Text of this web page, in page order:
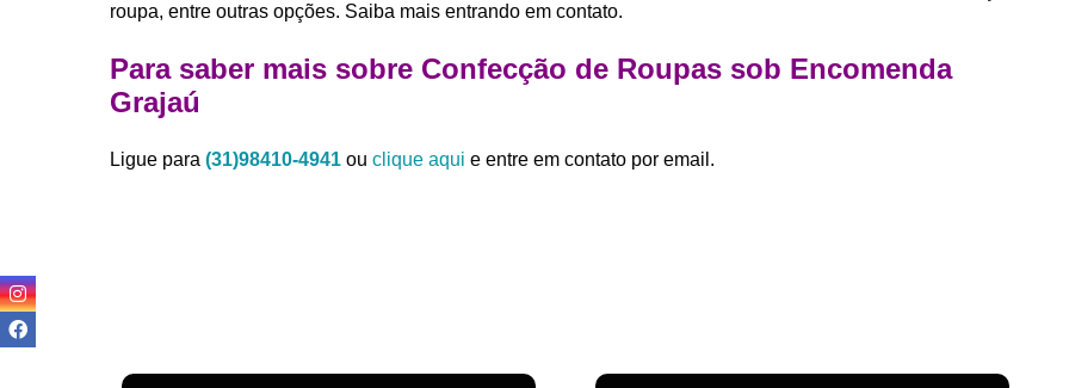
Estamparia Digital para Camisetas de
roupa, entre outras opções. Saiba mais entrando em contato.
Para saber mais sobre Confecção de Roupas sob Encomenda
Grajaú
Ligue para (31)98410-4941 ou clique aqui e entre em contato por email.